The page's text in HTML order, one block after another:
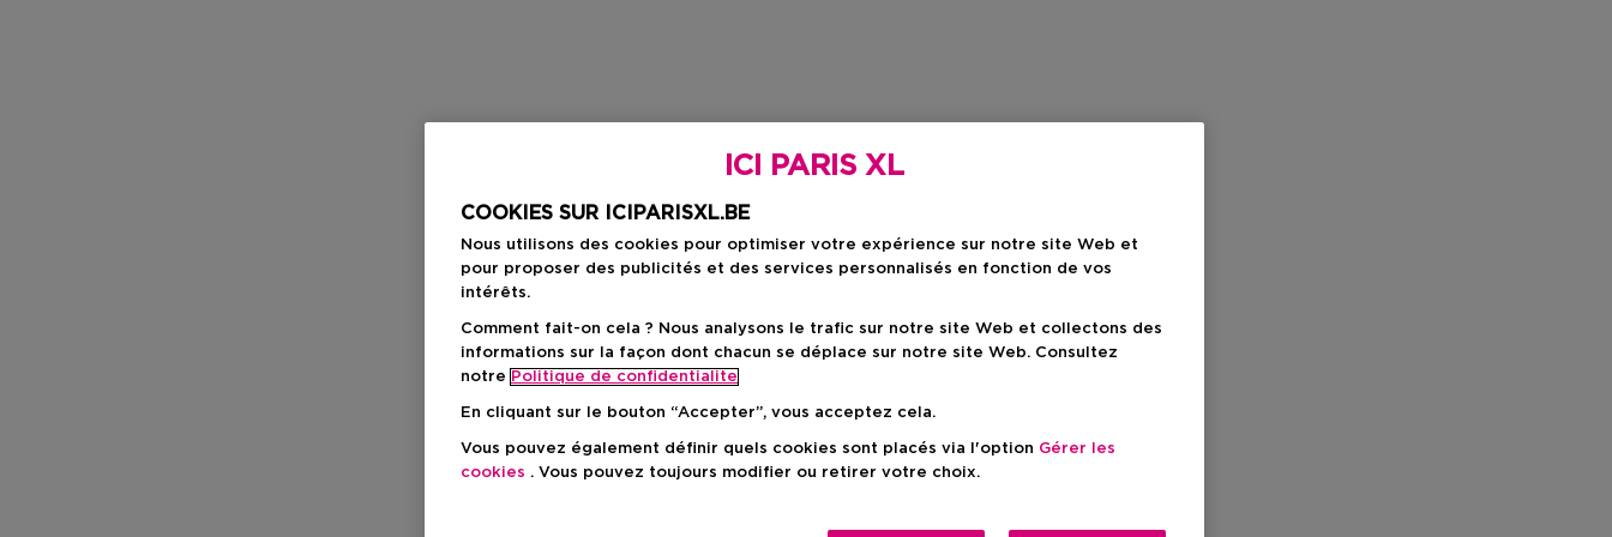
ICI PARIS XL
COOKIES SUR ICIPARISXL.BE
Nous utilisons des cookies pour optimiser votre expérience sur notre site Web et
pour proposer des publicités et des services personnalisés en fonction de vos
intérêts.
Comment fait-on cela ? Nous analysons le trafic sur notre site Web et collectons des
informations sur la façon dont chacun se déplace sur notre site Web. Consultez
notre Politique de confidentialite
En cliquant sur le bouton “Accepter”, vous acceptez cela.
Vous pouvez également définir quels cookies sont placés via l'option Gérer les
cookies . Vous pouvez toujours modifier ou retirer votre choix.